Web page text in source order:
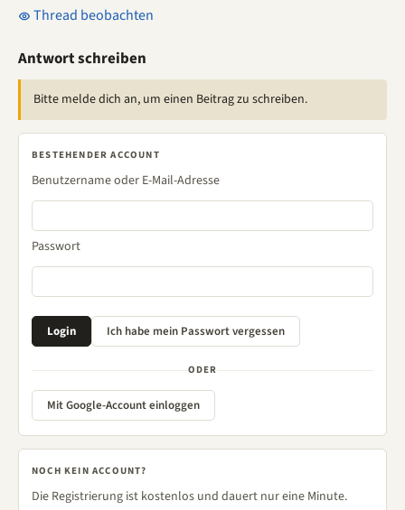
Thread beobachten
Antwort schreiben
Bitte melde dich an, um einen Beitrag zu schreiben.
BESTEHENDER ACCOUNT
Benutzername oder E-Mail-Adresse
Passwort
ODER
Mit Google-Account einloggen
NOCH KEIN ACCOUNT?
Die Registrierung ist kostenlos und dauert nur eine Minute.